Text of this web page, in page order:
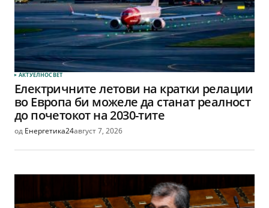
АКТУЕЛНОСВЕТ
Електричните летови на кратки релации
во Европа би можеле да станат реалност
до почетокот на 2030-тите
од Енергетика24август 7, 2026